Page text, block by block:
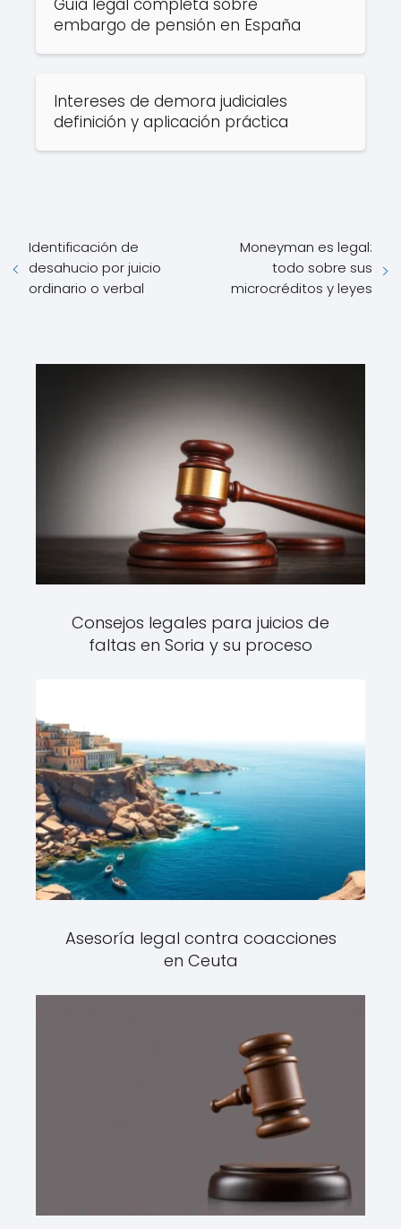
Guía legal completa sobre
embargo de pensión en España
Intereses de demora judiciales
definición y aplicación práctica
Identificación de
desahucio por juicio
ordinario o verbal
Moneyman es legal:
todo sobre sus
microcréditos y leyes
Consejos legales para juicios de
faltas en Soria y su proceso
Asesoría legal contra coacciones
en Ceuta